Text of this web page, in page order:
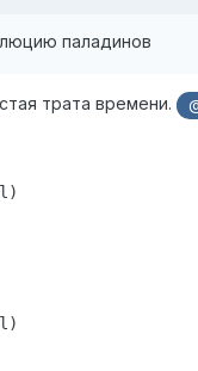
паладинов
трата времени.